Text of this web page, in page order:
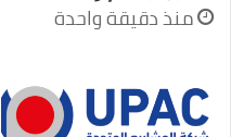
منذ دقيقة واحدة